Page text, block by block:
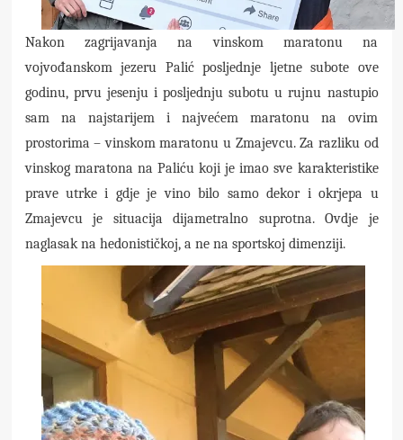
Nakon zagrijavanja na vinskom maratonu na
vojvođanskom jezeru Palić posljednje ljetne subote ove
godinu, prvu jesenju i posljednju subotu u rujnu nastupio
sam na najstarijem i najvećem maratonu na ovim
prostorima – vinskom maratonu u Zmajevcu. Za razliku od
vinskog maratona na Paliću koji je imao sve karakteristike
prave utrke i gdje je vino bilo samo dekor i okrjepa u
Zmajevcu je situacija dijametralno suprotna. Ovdje je
naglasak na hedonističkoj, a ne na sportskoj dimenziji.